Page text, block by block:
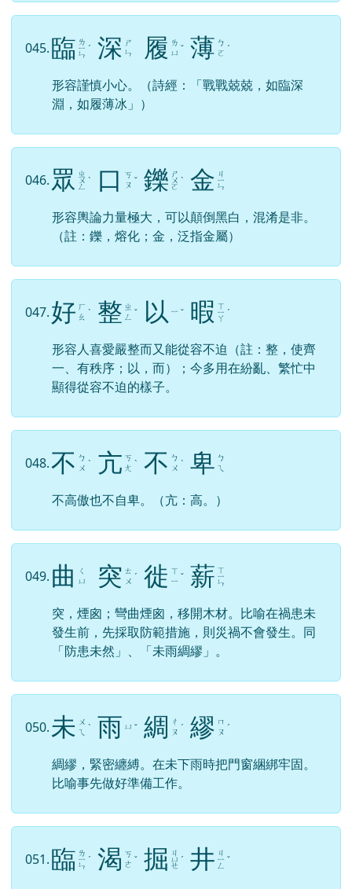
045.臨 ㄌ
ㄧ
ㄣ
ˊ 深 ㄕ
ㄣ
履 ㄌ
ㄩ ˇ 薄 ㄅ
ㄛ ˊ
形容謹慎小心。（詩經：「戰戰兢兢，如臨深
淵，如履薄冰」）
046. 眾 ㄓ
ㄨ
ㄥ
ˋ 口
ㄎ
ㄡ ˇ 鑠 ㄕ
ㄨ
ㄛ
ˋ 金 ㄐ
ㄧ
ㄣ
形容輿論力量極大，可以顛倒黑白，混淆是非。
（註：鑠，熔化；金，泛指金屬）
047.好 ㄏ
ㄠ ˋ 整 ㄓ
ㄥ ˇ 以 ㄧ ˇ 暇 ㄒ
ㄧ
ㄚ
ˊ
形容人喜愛嚴整而又能從容不迫（註：整，使齊
一、有秩序；以，而）；今多用在紛亂、繁忙中
顯得從容不迫的樣子。
048.不 ㄅ
ㄨ ˋ 亢 ㄎ
ㄤ ˋ 不 ㄅ
ㄨ ˋ 卑 ㄅ
ㄟ
不高傲也不自卑。（亢：高。）
049. 曲
ㄑ
ㄩ
突 ㄊ
ㄨ ˊ 徙 ㄒ
ㄧ ˇ 薪 ㄒ
ㄧ
ㄣ
突，煙囪；彎曲煙囪，移開木材。比喻在禍患未
發生前，先採取防範措施，則災禍不會發生。同
「防患未然」、「未雨綢繆」。
050.未 ㄨ
ㄟ ˋ 雨 ㄩ ˇ 綢
ㄔ
ㄡ ˊ 繆 ㄇ
ㄡ ˊ
綢繆，緊密纏縛。在未下雨時把門窗綑綁牢固。
比喻事先做好準備工作。
051.臨 ㄌ
ㄧ
ㄣ
ˊ 渴 ㄎ
ㄜ ˇ 掘 ㄐ
ㄩ
ㄝ
ˊ 井 ㄐ
ㄧ
ㄥ
ˇ